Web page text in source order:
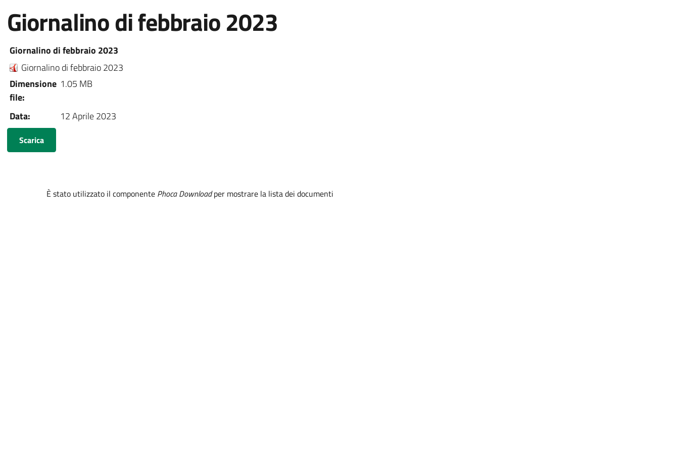
Giornalino di febbraio 2023
Giornalino di febbraio 2023
Giornalino di febbraio 2023
Dimensione
file:
1.05 MB
Data: 12 Aprile 2023
È stato utilizzato il componente Phoca Downloadper mostrare la lista dei documenti